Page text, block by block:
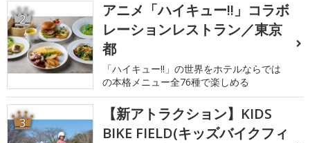
2
アニメ「ハイキュー!!」コラボ
レーションレストラン／東京
都
「ハイキュー!!」の世界をホテルならでは
の本格メニュー全76種で楽しめる
3
【新アトラクション】KIDS
BIKE FIELD(キッズバイクフィ